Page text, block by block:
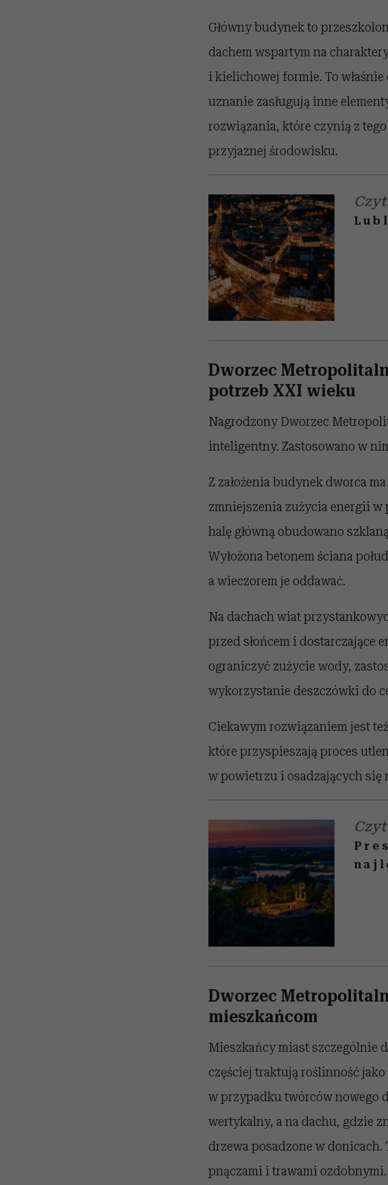
Główny budynek to
dachem wspartym na
i kielichowej formie. To
uznanie zasługują inne
rozwiązania, które czynią z
przyjaznej środowisku.
Dworzec
potrzeb XXI wieku
Nagrodzony Dworzec
inteligentny. Zastosowano w
Z założenia budynek dworca
zmniejszenia zużycia energii w
halę główną obudowano
Wyłożona betonem ściana
a wieczorem je oddawać.
Na dachach wiat
przed słońcem i dostarczające
ograniczyć zużycie wody,
wykorzystanie deszczówki do
Ciekawym rozwiązaniem jest
które przyspieszają proces
w powietrzu i osadzających się
Dworzec
mieszkańcom
Mieszkańcy miast szczególnie
częściej traktują roślinność
w przypadku twórców nowego
wertykalny, a na dachu, gdzie
drzewa posadzone w
pnączami i trawami ozdobnymi.